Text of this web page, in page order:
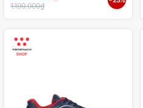
Hãng
1.190.000₫